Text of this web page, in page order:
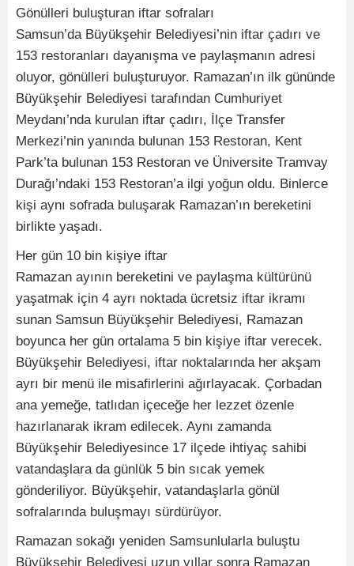
Gönülleri buluşturan iftar sofraları
Samsun’da Büyükşehir Belediyesi’nin iftar çadırı ve
153 restoranları dayanışma ve paylaşmanın adresi
oluyor, gönülleri buluşturuyor. Ramazan’ın ilk gününde
Büyükşehir Belediyesi tarafından Cumhuriyet
Meydanı’nda kurulan iftar çadırı, İlçe Transfer
Merkezi’nin yanında bulunan 153 Restoran, Kent
Park’ta bulunan 153 Restoran ve Üniversite Tramvay
Durağı’ndaki 153 Restoran’a ilgi yoğun oldu. Binlerce
kişi aynı sofrada buluşarak Ramazan’ın bereketini
birlikte yaşadı.
Her gün 10 bin kişiye iftar
Ramazan ayının bereketini ve paylaşma kültürünü
yaşatmak için 4 ayrı noktada ücretsiz iftar ikramı
sunan Samsun Büyükşehir Belediyesi, Ramazan
boyunca her gün ortalama 5 bin kişiye iftar verecek.
Büyükşehir Belediyesi, iftar noktalarında her akşam
ayrı bir menü ile misafirlerini ağırlayacak. Çorbadan
ana yemeğe, tatlıdan içeceğe her lezzet özenle
hazırlanarak ikram edilecek. Aynı zamanda
Büyükşehir Belediyesince 17 ilçede ihtiyaç sahibi
vatandaşlara da günlük 5 bin sıcak yemek
gönderiliyor. Büyükşehir, vatandaşlarla gönül
sofralarında buluşmayı sürdürüyor.
Ramazan sokağı yeniden Samsunlularla buluştu
Büyükşehir Belediyesi uzun yıllar sonra Ramazan